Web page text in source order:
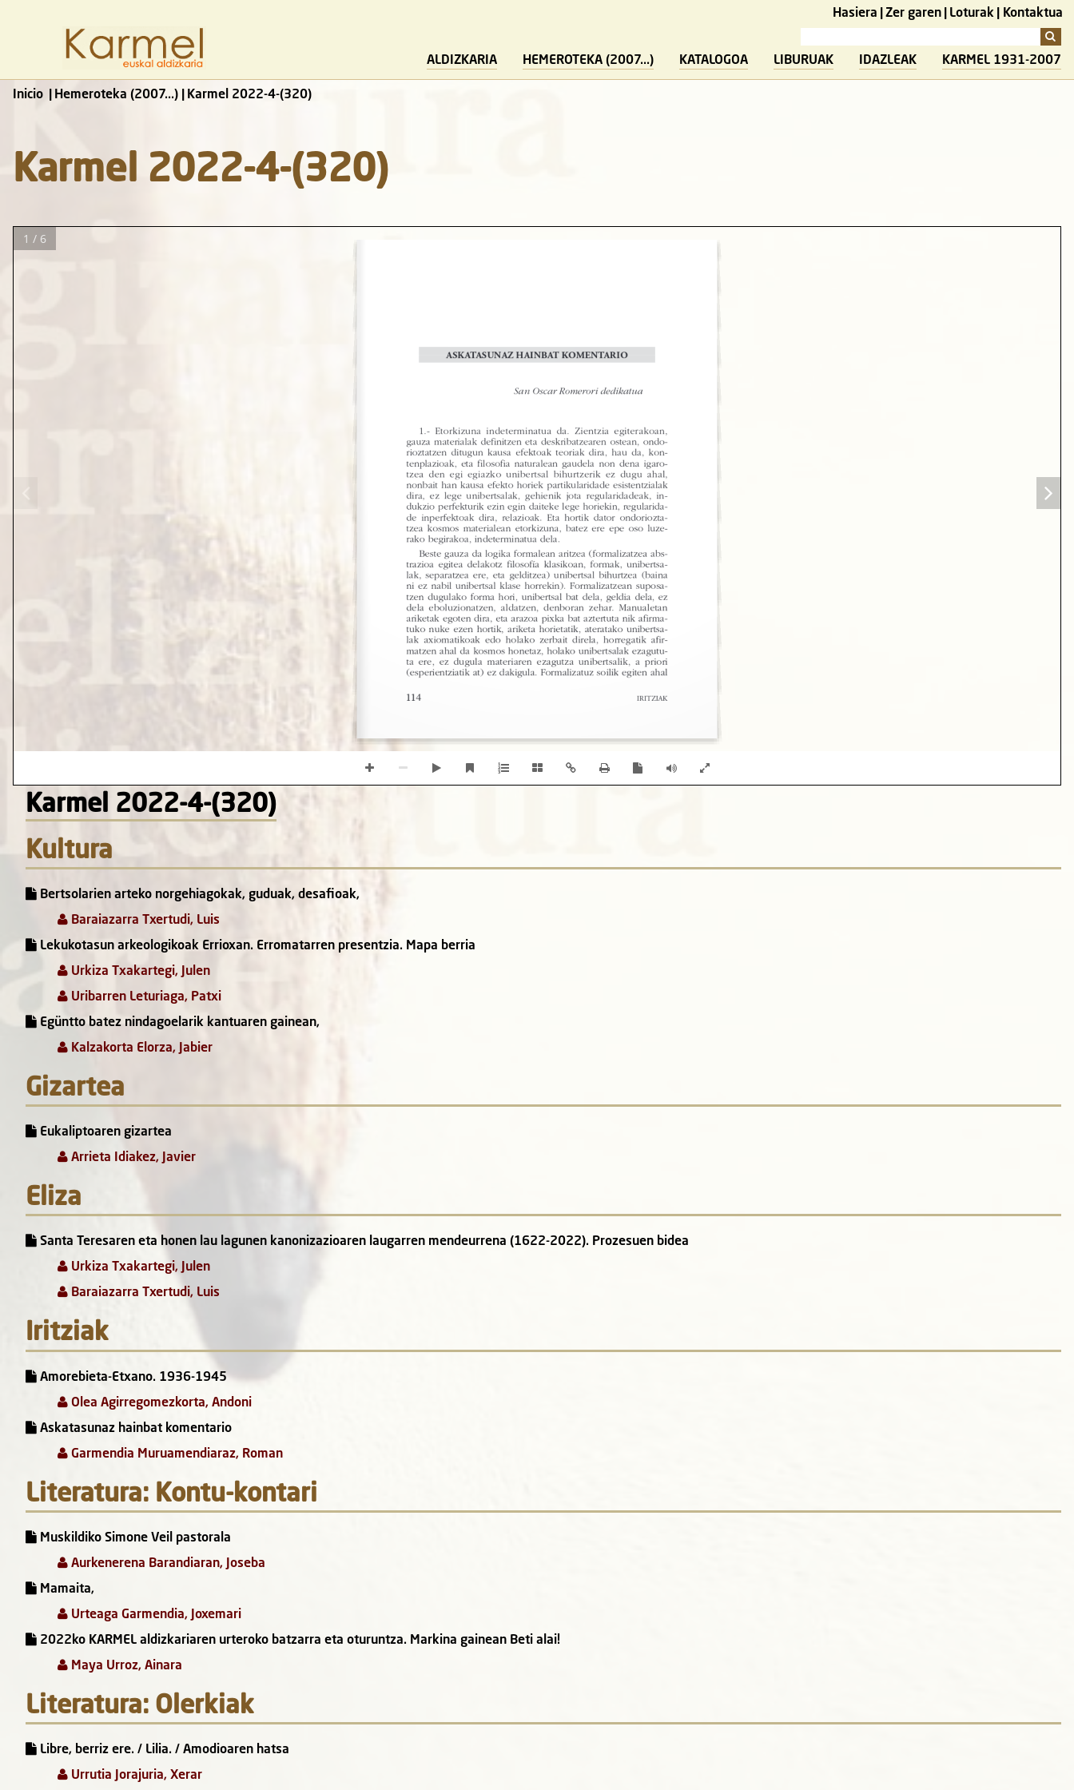
Hasiera Zer garen Loturak Kontaktua
ALDIZKARIA HEMEROTEKA (2007...) KATALOGOA LIBURUAK IDAZLEAK KARMEL 1931-2007
Inicio Hemeroteka (2007...) Karmel 2022-4-(320)
Karmel 2022-4-(320)
1 / 6
Karmel 2022-4-(320)
Kultura
Bertsolarien arteko norgehiagokak, guduak, desafioak,
Baraiazarra Txertudi, Luis
Lekukotasun arkeologikoak Errioxan. Erromatarren presentzia. Mapa berria
Urkiza Txakartegi, Julen
Uribarren Leturiaga, Patxi
Egüntto batez nindagoelarik kantuaren gainean,
Kalzakorta Elorza, Jabier
Gizartea
Eukaliptoaren gizartea
Arrieta Idiakez, Javier
Eliza
Santa Teresaren eta honen lau lagunen kanonizazioaren laugarren mendeurrena (1622-2022). Prozesuen bidea
Urkiza Txakartegi, Julen
Baraiazarra Txertudi, Luis
Iritziak
Amorebieta-Etxano. 1936-1945
Olea Agirregomezkorta, Andoni
Askatasunaz hainbat komentario
Garmendia Muruamendiaraz, Roman
Literatura: Kontu-kontari
Muskildiko Simone Veil pastorala
Aurkenerena Barandiaran, Joseba
Mamaita,
Urteaga Garmendia, Joxemari
2022ko KARMEL aldizkariaren urteroko batzarra eta oturuntza. Markina gainean Beti alai!
Maya Urroz, Ainara
Literatura: Olerkiak
Libre, berriz ere. / Lilia. / Amodioaren hatsa
Urrutia Jorajuria, Xerar